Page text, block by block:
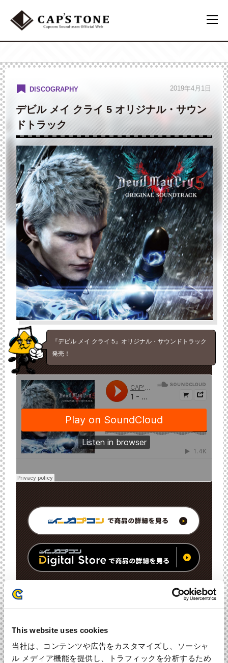
This website uses cookies
当社は、コンテンツや広告をカスタマイズし、ソーシャ
ル メディア機能を提供し、トラフィックを分析するため
DISCOGRAPHY 2019年4月1日
デビル メイ クライ 5 オリジナル・サウン
ドトラック
『デビル メイ クライ 5』オリジナル・サウンドトラック
発売！
INTRODUCTION
大好評発売中のシリーズ待望の最新作『デビル メイ クライ